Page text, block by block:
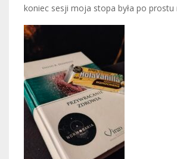
koniec sesji moja stopa była po prostu